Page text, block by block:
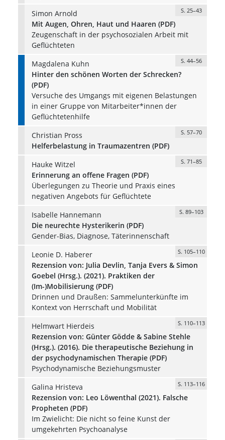
Simon Arnold
S. 25–43
Mit Augen, Ohren, Haut und Haaren (PDF)
Zeugenschaft in der psychosozialen Arbeit mit
Geflüchteten
Magdalena Kuhn
S. 44–56
Hinter den schönen Worten der Schrecken?
(PDF)
Versuche des Umgangs mit eigenen Belastungen
in einer Gruppe von Mitarbeiter*innen der
Geflüchtetenhilfe
Christian Pross
S. 57–70
Helferbelastung in Traumazentren (PDF)
Hauke Witzel
S. 71–85
Erinnerung an offene Fragen (PDF)
Überlegungen zu Theorie und Praxis eines
negativen Angebots für Geflüchtete
Isabelle Hannemann
S. 89–103
Die neurechte Hysterikerin (PDF)
Gender-Bias, Diagnose, Täterinnenschaft
Leonie D. Haberer
S. 105–110
Rezension von: Julia Devlin, Tanja Evers & Simon
Goebel (Hrsg.). (2021). Praktiken der
(Im-)Mobilisierung (PDF)
Drinnen und Draußen: Sammelunterkünfte im
Kontext von Herrschaft und Mobilität
Helmwart Hierdeis
S. 110–113
Rezension von: Günter Gödde & Sabine Stehle
(Hrsg.). (2016). Die therapeutische Beziehung in
der psychodynamischen Therapie (PDF)
Psychodynamische Beziehungsmuster
Galina Hristeva
S. 113–116
Rezension von: Leo Löwenthal (2021). Falsche
Propheten (PDF)
Im Zwielicht: Die nicht so feine Kunst der
umgekehrten Psychoanalyse